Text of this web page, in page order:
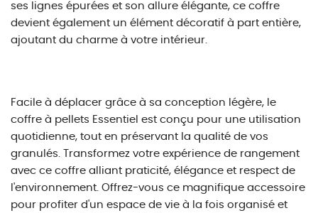
ses lignes épurées et son allure élégante, ce coffre
devient également un élément décoratif à part entière,
ajoutant du charme à votre intérieur.
Facile à déplacer grâce à sa conception légère, le
coffre à pellets Essentiel est conçu pour une utilisation
quotidienne, tout en préservant la qualité de vos
granulés. Transformez votre expérience de rangement
avec ce coffre alliant praticité, élégance et respect de
l'environnement. Offrez-vous ce magnifique accessoire
pour profiter d'un espace de vie à la fois organisé et